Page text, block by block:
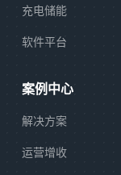
充电储能
软件平台
案例中心
解决方案
运营增收